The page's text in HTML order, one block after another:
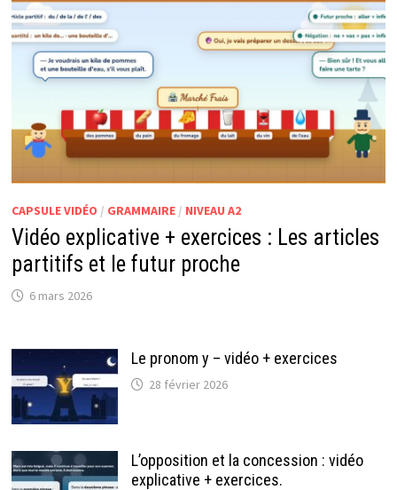
CAPSULE VIDÉO / GRAMMAIRE/ NIVEAU A2
Vidéo explicative + exercices : Les articles
partitifs et le futur proche
6 mars 2026
Le pronom y – vidéo + exercices
28 février 2026
L’opposition et la concession : vidéo
explicative + exercices.